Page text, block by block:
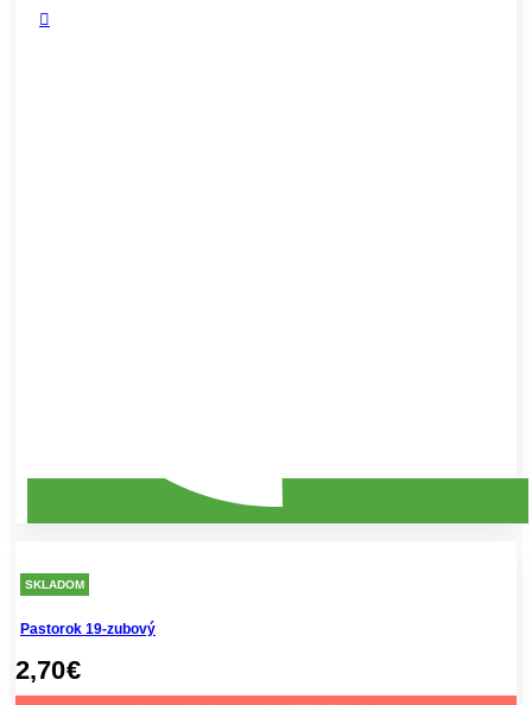
SKLADOM
Pastorok 19-zubový
2,70€